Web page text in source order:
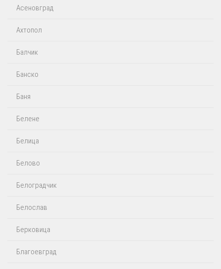
Асеновград
Ахтопол
Балчик
Банско
Баня
Белене
Белица
Белово
Белоградчик
Белослав
Берковица
Благоевград